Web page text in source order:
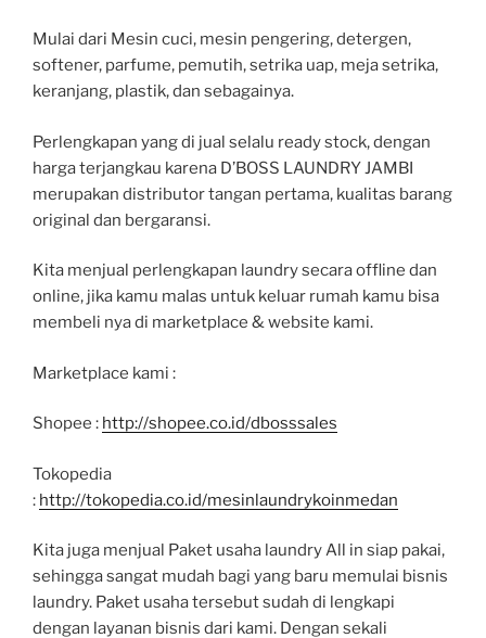
Mulai dari Mesin cuci, mesin pengering, detergen,
softener, parfume, pemutih, setrika uap, meja setrika,
keranjang, plastik, dan sebagainya.
Perlengkapan yang di jual selalu ready stock, dengan
harga terjangkau karena D’BOSS LAUNDRY JAMBI
merupakan distributor tangan pertama, kualitas barang
original dan bergaransi.
Kita menjual perlengkapan laundry secara offline dan
online, jika kamu malas untuk keluar rumah kamu bisa
membeli nya di marketplace & website kami.
Marketplace kami :
Shopee : http://shopee.co.id/dbosssales
Tokopedia
: http://tokopedia.co.id/mesinlaundrykoinmedan
Kita juga menjual Paket usaha laundry All in siap pakai,
sehingga sangat mudah bagi yang baru memulai bisnis
laundry. Paket usaha tersebut sudah di lengkapi
dengan layanan bisnis dari kami. Dengan sekali